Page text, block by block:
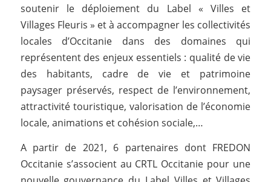
soutenir le déploiement du Label « Villes et
Villages Fleuris » et à accompagner les collectivités
locales d’Occitanie dans des domaines qui
représentent des enjeux essentiels : qualité de vie
des habitants, cadre de vie et patrimoine
paysager préservés, respect de l’environnement,
attractivité touristique, valorisation de l’économie
locale, animations et cohésion sociale,…
A partir de 2021, 6 partenaires dont FREDON
Occitanie s’associent au CRTL Occitanie pour une